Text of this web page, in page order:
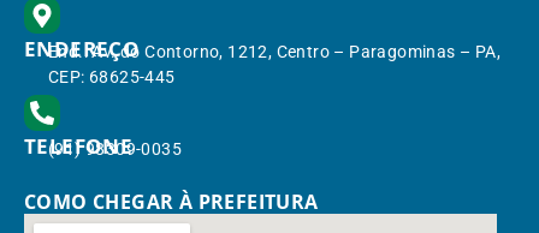
ENDEREÇO
End.: Av. do Contorno, 1212, Centro – Paragominas – PA,
CEP: 68625-445
TELEFONE
(91) 98309-0035
COMO CHEGAR À PREFEITURA